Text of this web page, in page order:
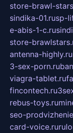
store-brawl-
sindika-01.rusp-
e-abis-1-c.ru
store-
antenna-highly.ru
3-sex-porn.ru
viagra-tablet.ru
fincontech.ru
rebus-toys.ru
seo-
card-voice.ru